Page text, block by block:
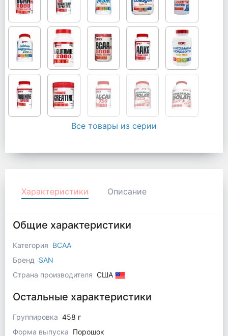
Все товары из серии
Характеристики Описание
Общие характеристики
Категория BCAA
Бренд
SAN
Страна производителя США
Остальные характеристики
Группировка 458 г
Форма выпуска Порошок